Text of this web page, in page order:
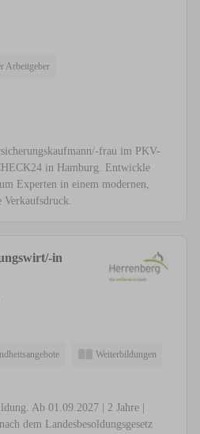
Arbeitgeber
frau im PKV-
in Hamburg. Entwickle
Experten in einem modernen,
in
Weiterbildungen
Ab 01.09.2027 | 2 Jahre |
dem Landesbesoldungsgesetz